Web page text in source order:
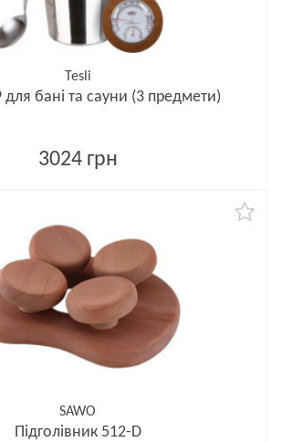
Tesli
бані та сауни (3 предмети)
3024 грн
SAWO
Підголівник 512-D